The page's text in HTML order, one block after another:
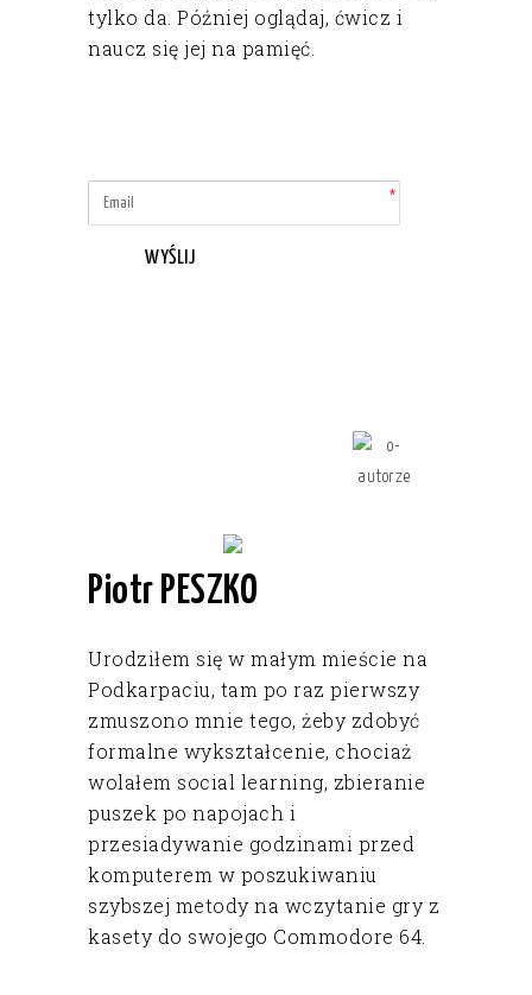
tylko da. Później oglądaj, ćwicz i
naucz się jej na pamięć.
WYŚLIJ
Piotr PESZKO
Urodziłem się w małym mieście na
Podkarpaciu, tam po raz pierwszy
zmuszono mnie tego, żeby zdobyć
formalne wykształcenie, chociaż
wolałem social learning, zbieranie
puszek po napojach i
przesiadywanie godzinami przed
komputerem w poszukiwaniu
szybszej metody na wczytanie gry z
kasety do swojego Commodore 64.